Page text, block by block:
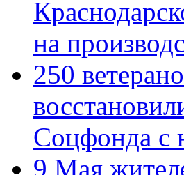
на
250
Соцфонда с
9 Мая